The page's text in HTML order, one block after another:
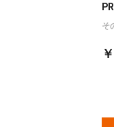
そ